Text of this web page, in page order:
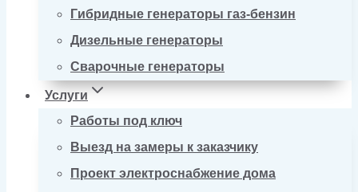
Гибридные генераторы газ-бензин
Дизельные генераторы
Сварочные генераторы
Услуги
Работы под ключ
Выезд на замеры к заказчику
Проект электроснабжение дома